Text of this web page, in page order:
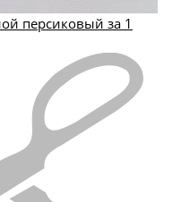
персиковый за 1